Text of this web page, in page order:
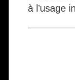
à l’usage